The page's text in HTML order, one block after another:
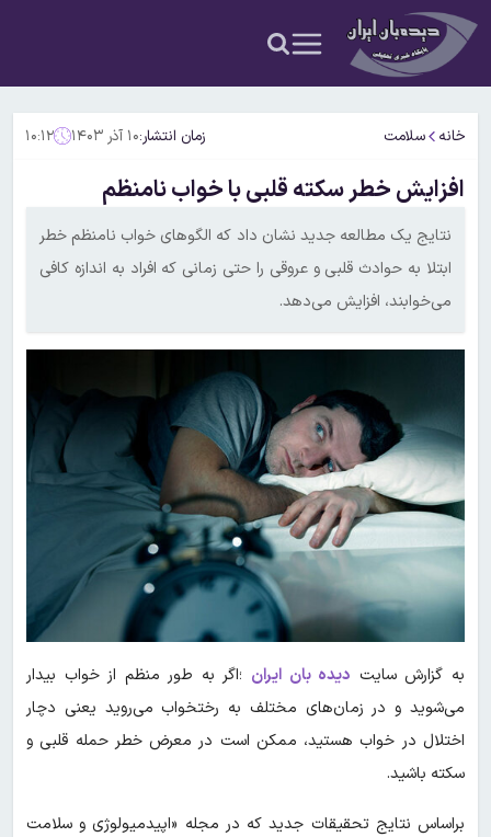
خانه سلامت زمان انتشار:۱۰ آذر ۱۴۰۳ ۱۰:۱۲
افزایش خطر سکته قلبی با خواب نامنظم
نتایج یک مطالعه جدید نشان داد که الگوهای خواب نامنظم خطر
ابتلا به حوادث قلبی و عروقی را حتی زمانی که افراد به اندازه کافی
می‌خوابند، افزایش می‌دهد.
به گزارش سایت دیده بان ایران ؛اگر به طور منظم از خواب بیدار
می‌شوید و در زمان‌های مختلف به رختخواب می‌روید یعنی دچار
اختلال در خواب هستید، ممکن است در معرض خطر حمله قلبی و
سکته باشید.
براساس نتایج تحقیقات جدید که در مجله «اپیدمیولوژی و سلامت